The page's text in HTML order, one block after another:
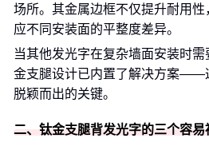
场所。其金属边框不仅提升耐用
应不同安装面的平整度差异。
当其他发光字在复杂墙面安装时
金支腿设计已内置了解决方案——
脱颖而出的关键。
二、钛金支腿背发光字的三个容